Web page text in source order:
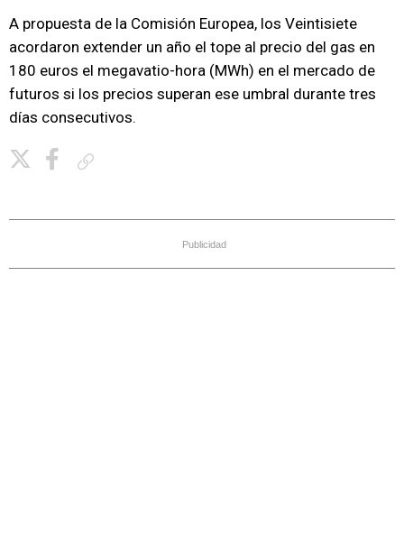
A propuesta de la Comisión Europea, los Veintisiete
acordaron extender un año el tope al precio del gas en
180 euros el megavatio-hora (MWh) en el mercado de
futuros si los precios superan ese umbral durante tres
días consecutivos.
Publicidad